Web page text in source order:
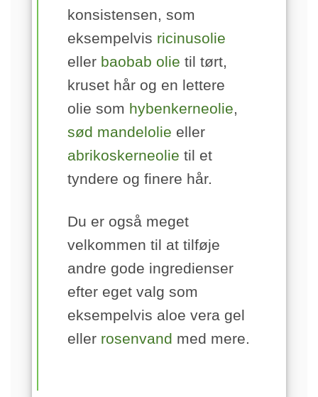
konsistensen, som
eksempelvis ricinusolie
eller baobab olie til tørt,
kruset hår og en lettere
olie som hybenkerneolie,
sød mandelolie eller
abrikoskerneolie til et
tyndere og finere hår.
Du er også meget
velkommen til at tilføje
andre gode ingredienser
efter eget valg som
eksempelvis aloe vera gel
eller rosenvand med mere.